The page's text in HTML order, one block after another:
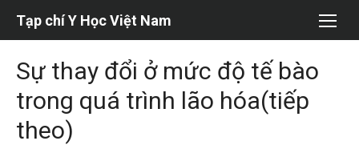
dung
Tạp chí Y Học Việt Nam
Sự thay đổi ở mức độ tế bào
trong quá trình lão hóa(tiếp
theo)